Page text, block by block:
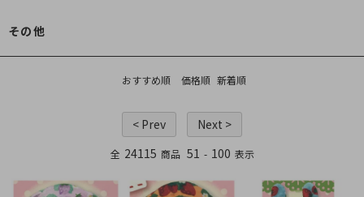
その他
おすすめ順 価格順 新着順
< Prev Next >
全 24115 商品 51 - 100 表示